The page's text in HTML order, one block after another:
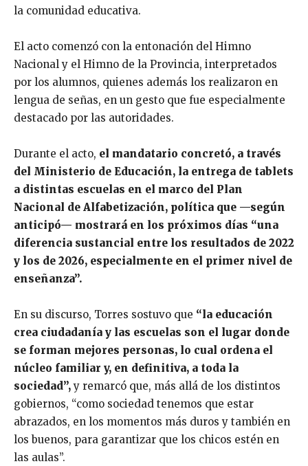
la comunidad educativa.
El acto comenzó con la entonación del Himno
Nacional y el Himno de la Provincia, interpretados
por los alumnos, quienes además los realizaron en
lengua de señas, en un gesto que fue especialmente
destacado por las autoridades.
Durante el acto, el mandatario concretó, a través
del Ministerio de Educación, la entrega de tablets
a distintas escuelas en el marco del Plan
Nacional de Alfabetización, política que —según
anticipó— mostrará en los próximos días “una
diferencia sustancial entre los resultados de 2022
y los de 2026, especialmente en el primer nivel de
enseñanza”.
En su discurso, Torres sostuvo que “la educación
crea ciudadanía y las escuelas son el lugar donde
se forman mejores personas, lo cual ordena el
núcleo familiar y, en definitiva, a toda la
sociedad”,y remarcó que, más allá de los distintos
gobiernos, “como sociedad tenemos que estar
abrazados, en los momentos más duros y también en
los buenos, para garantizar que los chicos estén en
las aulas”.